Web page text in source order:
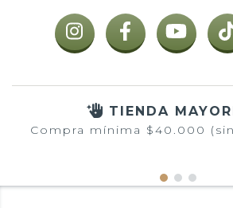
TIENDA
Compra mínima $40.000